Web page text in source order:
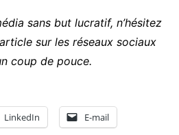
sans but lucratif, n’hésitez
sur les réseaux sociaux
coup de pouce.
LinkedIn E-mail